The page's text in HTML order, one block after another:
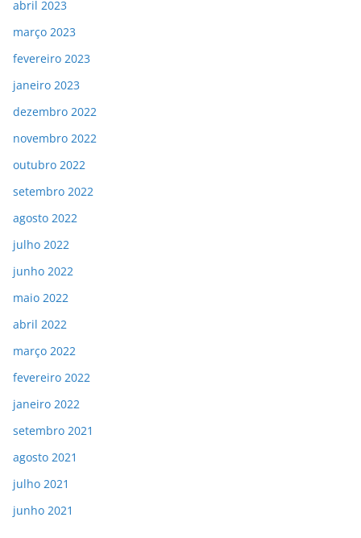
abril 2023
março 2023
fevereiro 2023
janeiro 2023
dezembro 2022
novembro 2022
outubro 2022
setembro 2022
agosto 2022
julho 2022
junho 2022
maio 2022
abril 2022
março 2022
fevereiro 2022
janeiro 2022
setembro 2021
agosto 2021
julho 2021
junho 2021